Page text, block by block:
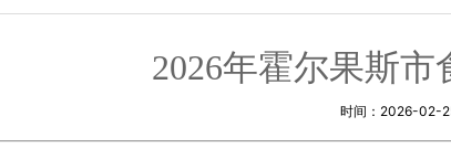
2026年霍尔果斯
时间： 2026-02-